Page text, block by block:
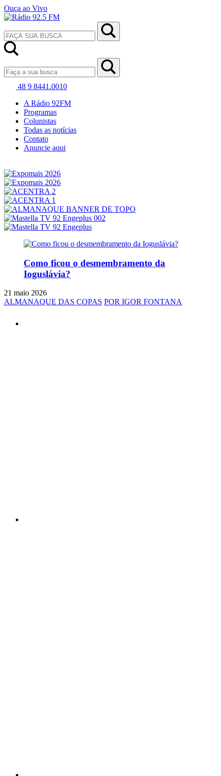
Ouça ao Vivo
48 9 8441.0010
A Rádio 92FM
Programas
Colunistas
Todas as notícias
Contato
Anuncie aqui
Como ficou o desmembramento da
Ioguslávia?
21 maio 2026
ALMANAQUE DAS COPAS POR IGOR FONTANA